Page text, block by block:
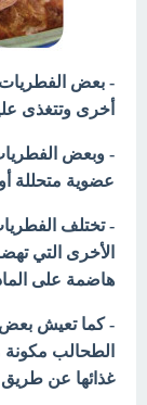
- بعض
أخرى وتتغذى
- وبعض
عضوية متحللة
- تختلف
الأخرى التي
هاضمة على
- كما تعيش بعض
الطحالب
غذائها عن